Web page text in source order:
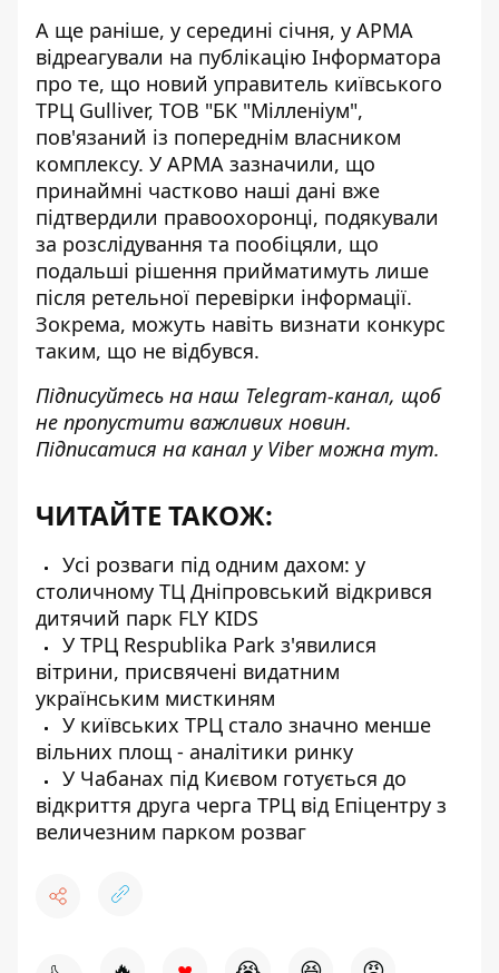
А ще раніше, у середині січня, у АРМА
відреагували на публікацію Інформатора
про те, що новий управитель київського
ТРЦ Gulliver, ТОВ "БК "Мілленіум",
пов'язаний із попереднім власником
комплексу. У АРМА зазначили, що
принаймні частково наші дані вже
підтвердили правоохоронці, подякували
за розслідування та пообіцяли, що
подальші рішення прийматимуть лише
після ретельної перевірки інформації.
Зокрема, можуть навіть визнати конкурс
таким, що не відбувся.
Підписуйтесь на наш Telegram-канал, щоб
не пропустити важливих новин.
Підписатися на канал у Viber можна тут.
ЧИТАЙТЕ ТАКОЖ:
Усі розваги під одним дахом: у
столичному ТЦ Дніпровський відкрився
дитячий парк FLY KIDS
У ТРЦ Respublika Park з'явилися
вітрини, присвячені видатним
українським мисткиням
У київських ТРЦ стало значно менше
вільних площ - аналітики ринку
У Чабанах під Києвом готується до
відкриття друга черга ТРЦ від Епіцентру з
величезним парком розваг